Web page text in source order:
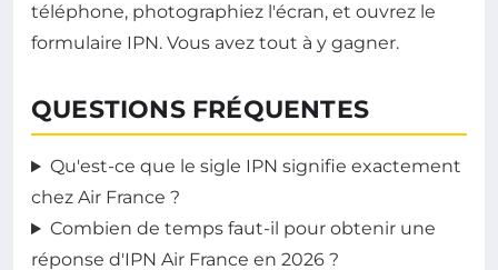
téléphone, photographiez l'écran, et ouvrez le
formulaire IPN. Vous avez tout à y gagner.
QUESTIONS FRÉQUENTES
Qu'est-ce que le sigle IPN signifie exactement
chez Air France ?
Combien de temps faut-il pour obtenir une
réponse d'IPN Air France en 2026 ?